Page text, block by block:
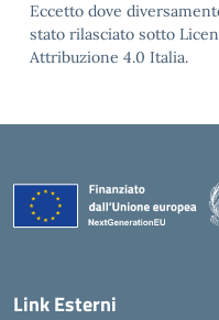
Eccetto dove
stato rilasciato sotto
Attribuzione 4.0 Italia.
Link Esterni